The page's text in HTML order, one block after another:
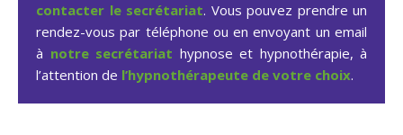
contacter le secrétariat. Vous pouvez prendre un
rendez-vous par téléphone ou en envoyant un email
à notre secrétariat hypnose et hypnothérapie, à
l’attention de l’hypnothérapeute de votre choix.